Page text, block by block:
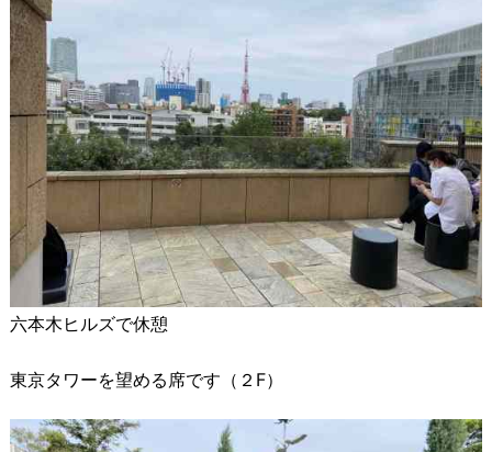
六本木ヒルズで休憩
東京タワーを望める席です（２F）